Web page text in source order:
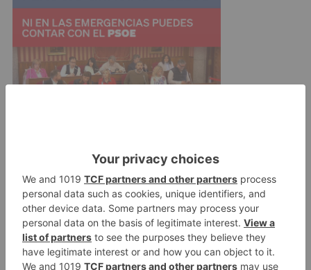
Al respecto, ha señalado que la concesión de
esta prórroga se ha debido en buena medida la
trabajo de los técnicos, antes de añadir que se
va a trabajar duro para que la ciudad no se vea
obligada a soportar 10 millones de euros, los